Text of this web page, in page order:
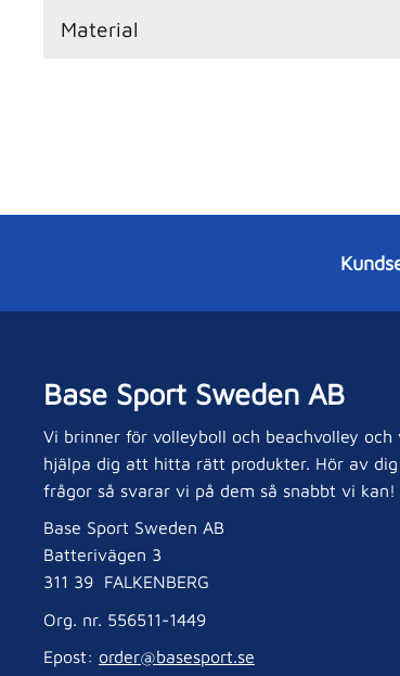
Material
Base Sport Sweden AB
Vi brinner för volleyboll och beachvolley och
hjälpa dig att hitta rätt produkter. Hör av
frågor så svarar vi på dem så snabbt vi kan!
Base Sport Sweden AB
Batterivägen 3
311 39 FALKENBERG
Org. nr. 556511-1449
Epost: order@basesport.se